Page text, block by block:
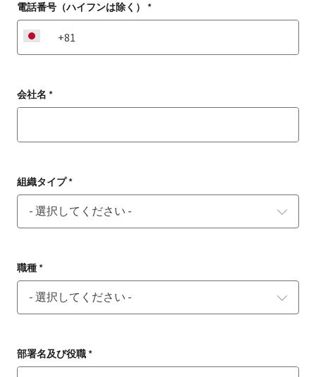
電話番号（ハイフンは除く） *
JP
会社名 *
組織タイプ *
職種 *
部署名及び役職 *